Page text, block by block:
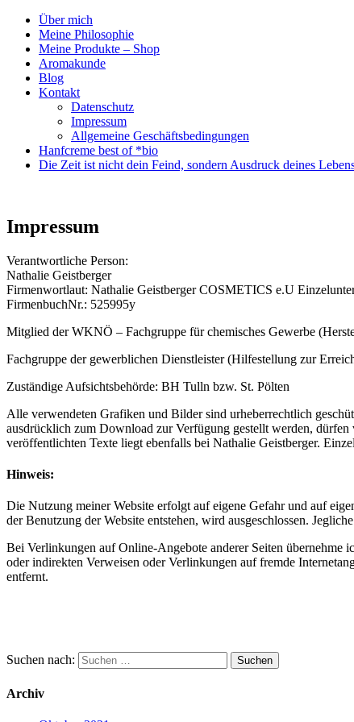
NATHALIE
GEISTBERGER
cosmetics
Herzlich
willkommen…
schön, dass du
da bist!
Über mich
Meine Philosophie
Meine Produkte – Shop
Aromakunde
Blog
Kontakt
Datenschutz
Impressum
Allgemeine Geschäftsbedingungen
Hanfcreme best of *bio
Die Zeit ist nicht dein Feind, sondern Ausdruck deines
Impressum
Verantwortliche Person:
Nathalie Geistberger
Firmenwortlaut: Nathalie Geistberger COSMETICS e.U
FirmenbuchNr.: 525995y
Mitglied der WKNÖ – Fachgruppe für chemisches Gewerbe
Fachgruppe der gewerblichen Dienstleister (Hilfestellung zur
Zuständige Aufsichtsbehörde: BH Tulln bzw. St. Pölten
Alle verwendeten Grafiken und Bilder sind urheberrechtlich
ausdrücklich zum Download zur Verfügung gestellt werden,
veröffentlichten Texte liegt ebenfalls bei Nathalie Geistberger.
Hinweis:
Die Nutzung meiner Website erfolgt auf eigene Gefahr und auf
der Benutzung der Website entstehen, wird ausgeschlossen.
Bei Verlinkungen auf Online-Angebote anderer Seiten
oder indirekten Verweisen oder Verlinkungen auf fremde
entfernt.
Suchen nach:
Archiv